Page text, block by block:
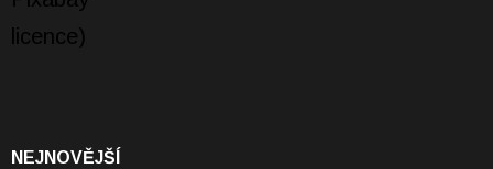
NEJNOVĚJŠÍ